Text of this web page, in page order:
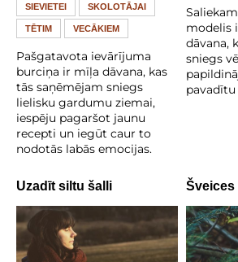
SIEVIETEI SKOLOTĀJAI
TĒTIM VECĀKIEM
Pašgatavota ievārījuma
burciņa ir mīļa dāvana, kas
tās saņēmējam sniegs
lielisku gardumu ziemai,
iespēju pagaršot jaunu
recepti un iegūt caur to
nodotās labās emocijas.
modelis
dāvana,
sniegs
pavadītu
Uzadīt siltu šalli Šveices